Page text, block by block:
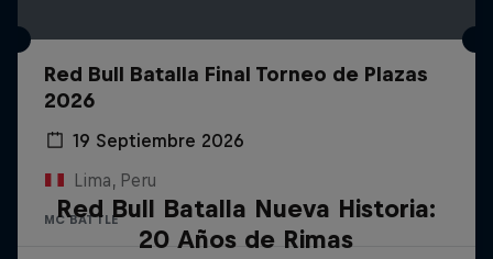
Red Bull Batalla Final Torneo de Plazas
2026
19 Septiembre 2026
Lima, Peru
MC BATTLE
Red Bull Batalla Nueva Historia:
20 Años de Rimas